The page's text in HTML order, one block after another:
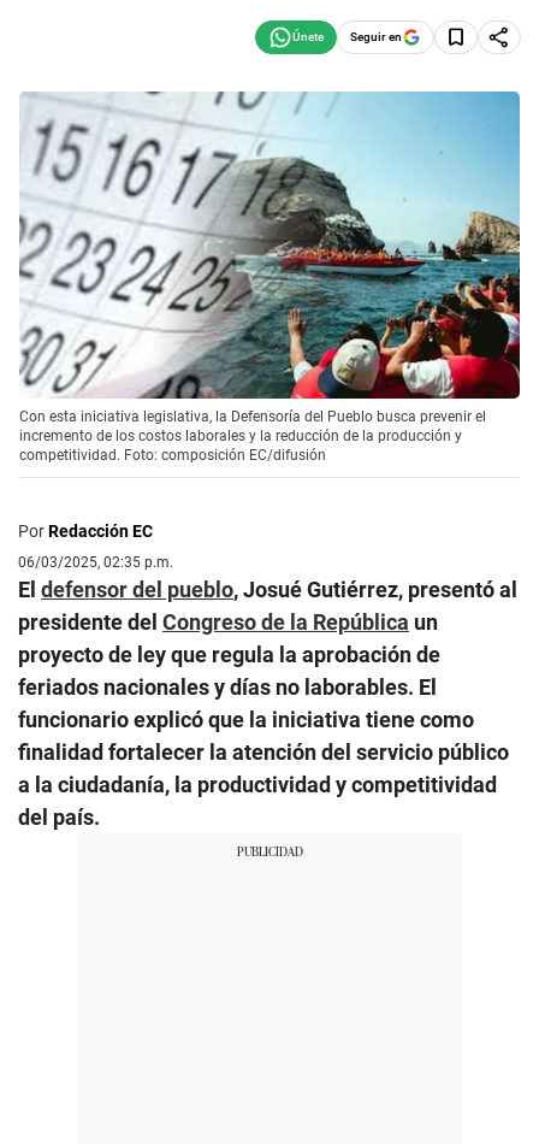
Seguir en
Con esta iniciativa legislativa, la Defensoría del Pueblo busca prevenir el
incremento de los costos laborales y la reducción de la producción y
competitividad. Foto: composición EC/difusión
PorRedacción EC
06/03/2025, 02:35 p.m.
El defensor del pueblo, Josué Gutiérrez, presentó al
presidente del Congreso de la República un
proyecto de ley que regula la aprobación de
feriados nacionales y días no laborables. El
funcionario explicó que la iniciativa tiene como
finalidad fortalecer la atención del servicio público
a la ciudadanía, la productividad y competitividad
del país.